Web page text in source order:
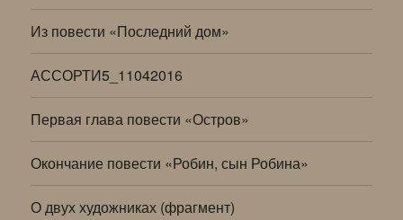
Из повести «Последний дом»
АССОРТИ5_11042016
Первая глава повести «Остров»
Окончание повести «Робин, сын Робина»
О двух художниках (фрагмент)